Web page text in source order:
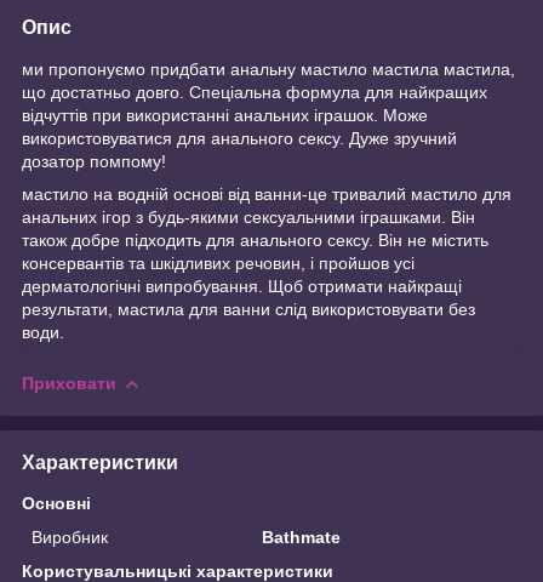
Опис
ми пропонуємо придбати анальну мастило мастила мастила,
що достатньо довго. Спеціальна формула для найкращих
відчуттів при використанні анальних іграшок. Може
використовуватися для анального сексу. Дуже зручний
дозатор помпому!
мастило на водній основі від ванни-це тривалий мастило для
анальних ігор з будь-якими сексуальними іграшками. Він
також добре підходить для анального сексу. Він не містить
консервантів та шкідливих речовин, і пройшов усі
дерматологічні випробування. Щоб отримати найкращі
результати, мастила для ванни слід використовувати без
води.
Приховати
Характеристики
Основні
Виробник
Bathmate
Користувальницькі характеристики